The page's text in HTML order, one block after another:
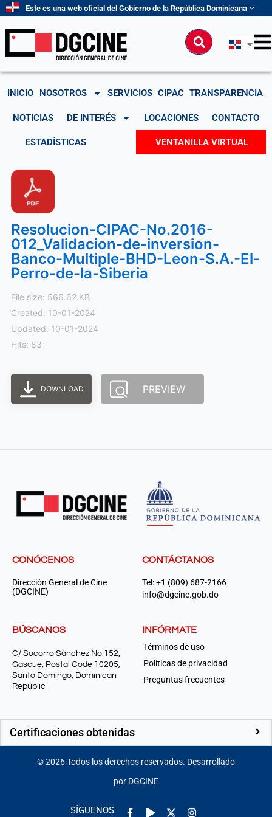
contenido
Este es una web oficial del Gobierno de la República Dominicana
Buscar
INICIO NOSOTROS SERVICIOS CIPAC TRANSPARENCIA
NOTICIAS DE INTERÉS LOCACIONES CONTACTO
ESTADÍSTICAS VENTANILLA VIRTUAL
Resolucion-CIPAC-No.2016-
012_Validacion-de-inversion-
Banco-Multiple-BHD-Leon-S.A.-El-
Perro-de-la-Siberia
File size: 566.62 KB
Created: 10-01-2024
Updated: 10-01-2024
Hits: 83
DOWNLOAD PREVIEW
CONÓCENOS
Dirección General de Cine
(DGCINE)
CONTÁCTANOS
Tel: +1 (809) 687-2166
info@dgcine.gob.do
BÚSCANOS
C/ Socorro Sánchez No.152,
Gascue, Postal Code 10205,
Santo Domingo, Dominican
Republic
INFÓRMATE
Términos de uso
Políticas de privacidad
Preguntas frecuentes
Certificaciones obtenidas
©2026Todos los derechos reservados. Desarrollado
por DGCINE
SÍGUENOS
Facebook-
Play Instagram